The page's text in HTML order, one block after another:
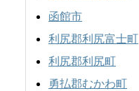
函館市
利尻郡利尻富士町
利尻郡利尻町
勇払郡むかわ町